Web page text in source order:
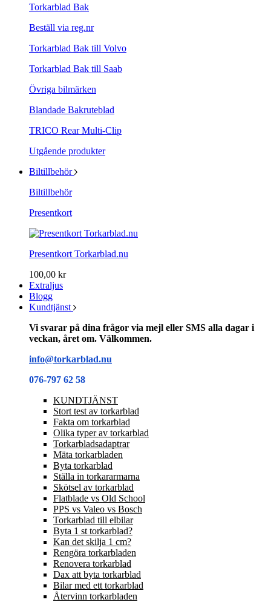
Torkarblad Bak
Beställ via reg.nr
Torkarblad Bak till Volvo
Torkarblad Bak till Saab
Övriga bilmärken
Blandade Bakruteblad
TRICO Rear Multi-Clip
Utgående produkter
Biltillbehör
Biltillbehör
Presentkort
Presentkort Torkarblad.nu
100,00 kr
Extraljus
Blogg
Kundtjänst
Vi svarar på dina frågor via mejl eller SMS alla dagar i
veckan, året om. Välkommen.
info@torkarblad.nu
076-797 62 58
KUNDTJÄNST
Stort test av torkarblad
Fakta om torkarblad
Olika typer av torkarblad
Torkarbladsadaptrar
Mäta torkarbladen
Byta torkarblad
Ställa in torkararmarna
Skötsel av torkarblad
Flatblade vs Old School
PPS vs Valeo vs Bosch
Torkarblad till elbilar
Byta 1 st torkarblad?
Kan det skilja 1 cm?
Rengöra torkarbladen
Renovera torkarblad
Dax att byta torkarblad
Bilar med ett torkarblad
Återvinn torkarbladen